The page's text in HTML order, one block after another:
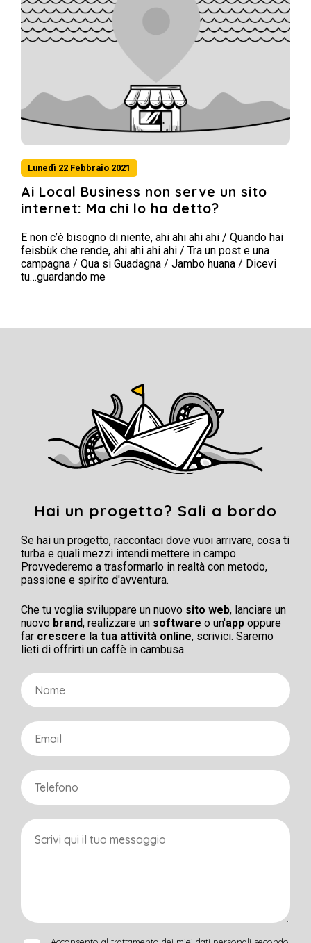
Lunedì 22 Febbraio 2021
Ai Local Business non serve un sito
internet: Ma chi lo ha detto?
E non c’è bisogno di niente, ahi ahi ahi ahi / Quando hai
feisbùk che rende, ahi ahi ahi ahi / Tra un post e una
campagna / Qua si Guadagna / Jambo huana / Dicevi
tu…guardando me
Hai un progetto? Sali a bordo
Se hai un progetto, raccontaci dove vuoi arrivare, cosa ti
turba e quali mezzi intendi mettere in campo.
Provvederemo a trasformarlo in realtà con metodo,
passione e spirito d'avventura.
Che tu voglia sviluppare un nuovo sito web, lanciare un
nuovo brand, realizzare un software o un'app oppure
far crescere la tua attività online, scrivici. Saremo
lieti di offrirti un caffè in cambusa.